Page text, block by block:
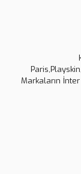
Markaların